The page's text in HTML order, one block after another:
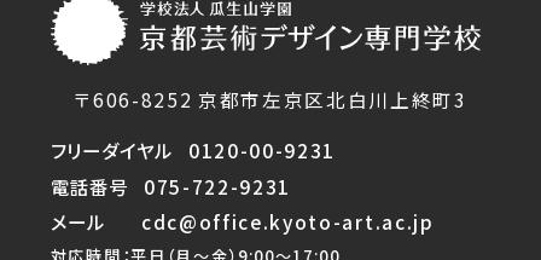
〒606-8252 京都市左京区北白川上終町3
フリーダイヤル
0120-00-9231
電話番号
075-722-9231
メール
cdc@office.kyoto-art.ac.jp